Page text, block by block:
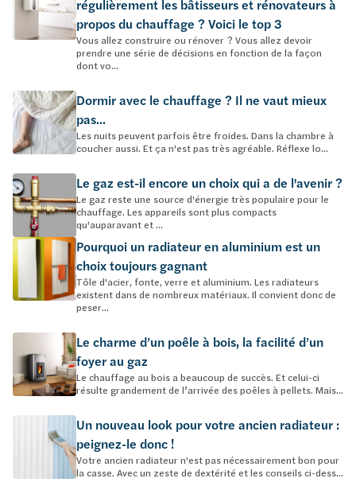
régulièrement les bâtisseurs et rénovateurs à
propos du chauffage ? Voici le top 3
Vous allez construire ou rénover ? Vous allez devoir
prendre une série de décisions en fonction de la façon
dont vo...
Dormir avec le chauffage ? Il ne vaut mieux
pas...
Les nuits peuvent parfois être froides. Dans la chambre à
coucher aussi. Et ça n'est pas très agréable. Réflexe lo...
Le gaz est-il encore un choix qui a de l'avenir ?
Le gaz reste une source d'énergie très populaire pour le
chauffage. Les appareils sont plus compacts
qu'auparavant et ...
Pourquoi un radiateur en aluminium est un
choix toujours gagnant
Tôle d'acier, fonte, verre et aluminium. Les radiateurs
existent dans de nombreux matériaux. Il convient donc de
peser...
Le charme d’un poêle à bois, la facilité d’un
foyer au gaz
Le chauffage au bois a beaucoup de succès. Et celui-ci
résulte grandement de l’arrivée des poêles à pellets. Mais...
Un nouveau look pour votre ancien radiateur :
peignez-le donc !
Votre ancien radiateur n'est pas nécessairement bon pour
la casse. Avec un zeste de dextérité et les conseils ci-dess...